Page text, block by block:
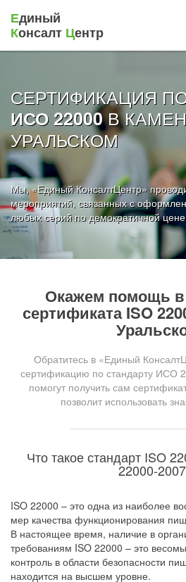
Единый
Консалт Центр
СЕРТИФИКАЦИЯ
ИСО 22000В
УРАЛЬСКОМ
Мы, «Единый КонсалтЦентр»
мероприятий, связанных с
любых серий по демократичной цене
Окажем помощь в
сертификата ISO
Обратитесь в «Единый
сертификацию по стандарту ИСО
помогут получить сам
позволит использовать
Что такое стандарт ISO
22000-
ISO 22000 – это одна из наиболее
мер качества функционирования
В настоящее время, наличие в
требованиям ISO 22000 – это
контроль в области безопасности
находится на высшем уровне.